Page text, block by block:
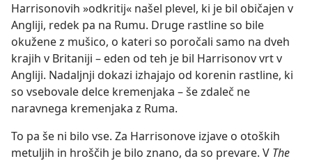
Harrisonovih »odkritij« našel plevel, ki je bil običajen v
Angliji, redek pa na Rumu. Druge rastline so bile
okužene z mušico, o kateri so poročali samo na dveh
krajih v Britaniji – eden od teh je bil Harrisonov vrt v
Angliji. Nadaljnji dokazi izhajajo od korenin rastline, ki
so vsebovale delce kremenjaka – še zdaleč ne
naravnega kremenjaka z Ruma.
To pa še ni bilo vse. Za Harrisonove izjave o otoških
metuljih in hroščih je bilo znano, da so prevare. V The